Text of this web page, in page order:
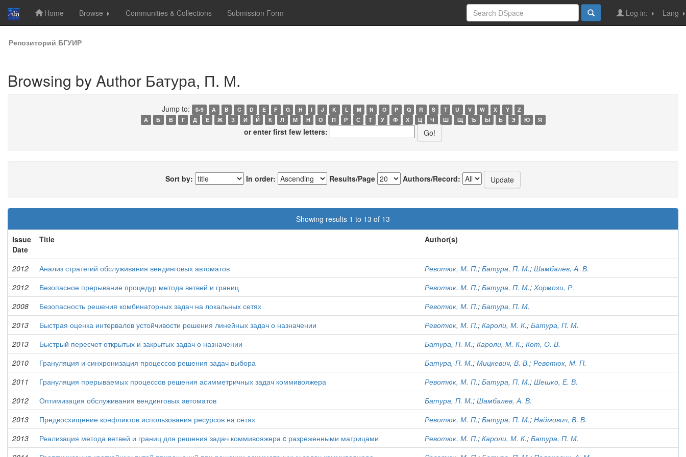
Skip
navigation
Home Browse Communities & Collections Submission Form Lang
Log in:
Репозиторий БГУИР
Browsing by Author Батура, П. М.
Jump to: 0-9 A B C D E F G H I J K L M N O P Q R S T U V W X Y
Z
А
Б В Г Д Е Ж З И Й К Л М Н О П Р С Т У Ф Х Ц Ч Ш Щ Ъ Ы Ь Э Ю Я
or enter first few letters:
Sort by: In order: Results/Page Authors/Record:
Showing results 1 to 13 of 13
Issue
Date
Title Author(s)
2012 Анализ стратегий обслуживания вендинговых автоматов Ревотюк, М. П.; Батура, П. М.; Шамбалев, А. В.
2012
Безопасное прерывание процедур метода ветвей и границ Ревотюк, М. П.; Батура, П. М.; Хормози, Р.
2008
Безопасность решения комбинаторных задач на локальных сетях Ревотюк, М. П.; Батура, П. М.
2013
Быстрая оценка интервалов устойчивости решения линейных задач о назначении Ревотюк, М. П.; Кароли, М. К.; Батура, П. М.
2013
Быстрый пересчет открытых и закрытых задач о назначении Батура, П. М.; Кароли, М. К.; Кот, О. В.
2010
Грануляция и синхронизация процессов решения задач выбора Батура, П. М.; Мицкевич, В. В.; Ревотюк, М. П.
2011
Грануляция прерываемых процессов решения асимметричных задач коммивояжера Ревотюк, М. П.; Батура, П. М.; Шешко, Е. В.
2012
Оптимизация обслуживания вендинговых автоматов Батура, П. М.; Шамбалев, А. В.
2013
Предвосхищение конфликтов использования ресурсов на сетях Ревотюк, М. П.; Батура, П. М.; Наймович, В. В.
2013
Реализация метода ветвей и границ для решения задач коммивояжера c разреженными матрицами Ревотюк, М. П.; Кароли, М. К.; Батура, П. М.